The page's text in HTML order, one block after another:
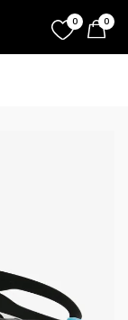
0 0